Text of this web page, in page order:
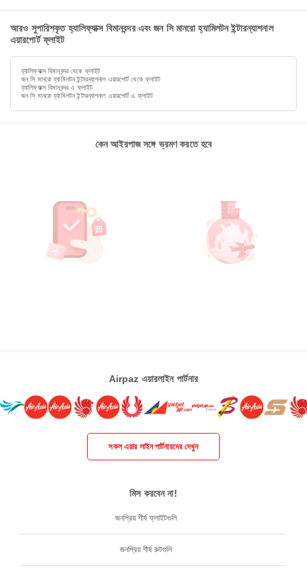
আরও সুপারিশকৃত হ্যালিফ্যাক্স বিমানবন্দর এবং জন সি মানরো হ্যামিলটন ইন্টারন্যাশনাল
এয়ারপোর্ট ফ্লাইট
হ্যালিফ্যাক্স বিমানবন্দর থেকে ফ্লাইট
জন সি মানরো হ্যামিলটন ইন্টারন্যাশনাল এয়ারপোর্ট থেকে ফ্লাইট
হ্যালিফ্যাক্স বিমানবন্দর এ ফ্লাইট
জন সি মানরো হ্যামিলটন ইন্টারন্যাশনাল এয়ারপোর্ট এ ফ্লাইট
কেন আইরপাজ সঙ্গে ভ্রমণ করতে হবে
Airpaz এয়ারলাইন পার্টনার
সকল এয়ার লাইন পার্টনারদের দেখুন
মিস করবেন না!
জনপ্রিয় শীর্ষ ফ্লাইটগুলি
জনপ্রিয় শীর্ষ রুটগুলি